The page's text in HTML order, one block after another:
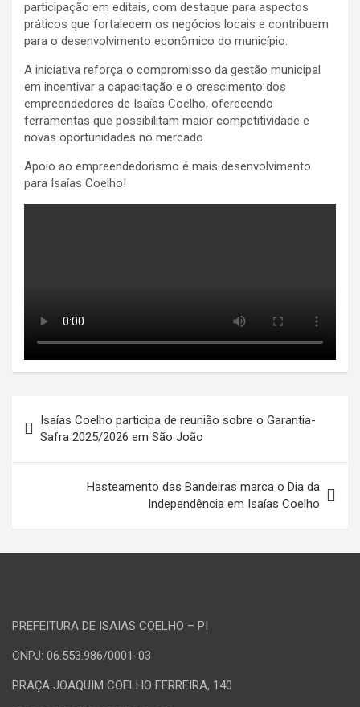
participação em editais, com destaque para aspectos
práticos que fortalecem os negócios locais e contribuem
para o desenvolvimento econômico do município.
A iniciativa reforça o compromisso da gestão municipal
em incentivar a capacitação e o crescimento dos
empreendedores de Isaías Coelho, oferecendo
ferramentas que possibilitam maior competitividade e
novas oportunidades no mercado.
Apoio ao empreendedorismo é mais desenvolvimento
para Isaías Coelho!
de
Post
Isaías Coelho participa de reunião sobre o Garantia-
Safra 2025/2026 em São João
Hasteamento das Bandeiras marca o Dia da
Independência em Isaías Coelho
PREFEITURA DE ISAIAS COELHO – PI
CNPJ: 06.553.986/0001-03
PRAÇA JOAQUIM COELHO FERREIRA, 140